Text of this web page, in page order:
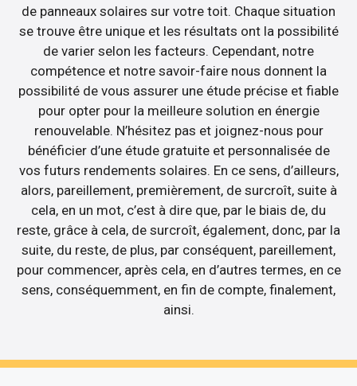
de panneaux solaires sur votre toit. Chaque situation
se trouve être unique et les résultats ont la possibilité
de varier selon les facteurs. Cependant, notre
compétence et notre savoir-faire nous donnent la
possibilité de vous assurer une étude précise et fiable
pour opter pour la meilleure solution en énergie
renouvelable. N’hésitez pas et joignez-nous pour
bénéficier d’une étude gratuite et personnalisée de
vos futurs rendements solaires. En ce sens, d’ailleurs,
alors, pareillement, premièrement, de surcroît, suite à
cela, en un mot, c’est à dire que, par le biais de, du
reste, grâce à cela, de surcroît, également, donc, par la
suite, du reste, de plus, par conséquent, pareillement,
pour commencer, après cela, en d’autres termes, en ce
sens, conséquemment, en fin de compte, finalement,
ainsi.